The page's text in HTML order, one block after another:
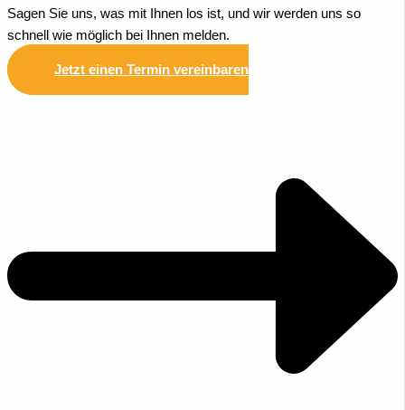
Sagen Sie uns, was mit Ihnen los ist, und wir werden uns so
schnell wie möglich bei Ihnen melden.
Jetzt einen Termin vereinbaren